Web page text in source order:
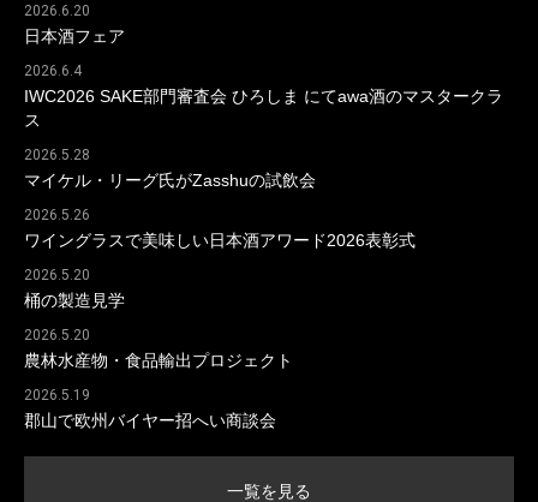
2026.6.20
日本酒フェア
2026.6.4
IWC2026 SAKE部門審査会 ひろしま にてawa酒のマスタークラ
ス
2026.5.28
マイケル・リーグ氏がZasshuの試飲会
2026.5.26
ワイングラスで美味しい日本酒アワード2026表彰式
2026.5.20
桶の製造見学
2026.5.20
農林水産物・食品輸出プロジェクト
2026.5.19
郡山で欧州バイヤー招へい商談会
一覧を見る